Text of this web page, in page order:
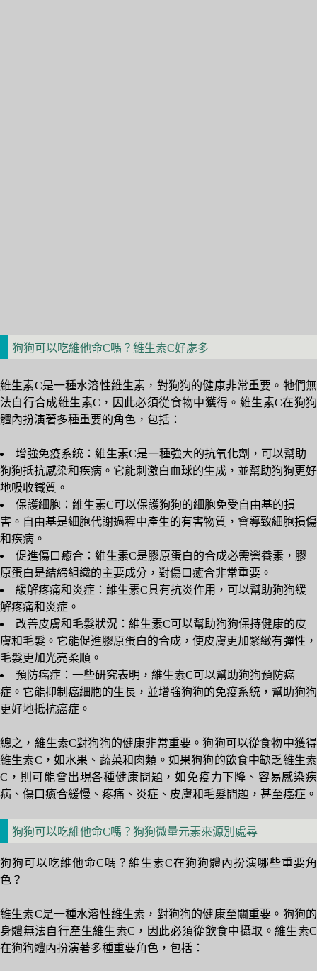
狗狗可以吃維他命C嗎？維生素C好處多
維生素C是一種水溶性維生素，對狗狗的健康非常重要。牠們無
法自行合成維生素C，因此必須從食物中獲得。維生素C在狗狗
體內扮演著多種重要的角色，包括：
增強免疫系統：維生素C是一種強大的抗氧化劑，可以幫助
狗狗抵抗感染和疾病。它能刺激白血球的生成，並幫助狗狗更好
地吸收鐵質。
保護細胞：維生素C可以保護狗狗的細胞免受自由基的損
害。自由基是細胞代謝過程中產生的有害物質，會導致細胞損傷
和疾病。
促進傷口癒合：維生素C是膠原蛋白的合成必需營養素，膠
原蛋白是結締組織的主要成分，對傷口癒合非常重要。
緩解疼痛和炎症：維生素C具有抗炎作用，可以幫助狗狗緩
解疼痛和炎症。
改善皮膚和毛髮狀況：維生素C可以幫助狗狗保持健康的皮
膚和毛髮。它能促進膠原蛋白的合成，使皮膚更加緊緻有彈性，
毛髮更加光亮柔順。
預防癌症：一些研究表明，維生素C可以幫助狗狗預防癌
症。它能抑制癌細胞的生長，並增強狗狗的免疫系統，幫助狗狗
更好地抵抗癌症。
總之，維生素C對狗狗的健康非常重要。狗狗可以從食物中獲得
維生素C，如水果、蔬菜和肉類。如果狗狗的飲食中缺乏維生素
C，則可能會出現各種健康問題，如免疫力下降、容易感染疾
病、傷口癒合緩慢、疼痛、炎症、皮膚和毛髮問題，甚至癌症。
狗狗可以吃維他命C嗎？狗狗微量元素來源別處尋
狗狗可以吃維他命C嗎？維生素C在狗狗體內扮演哪些重要角
色？
維生素C是一種水溶性維生素，對狗狗的健康至關重要。狗狗的
身體無法自行產生維生素C，因此必須從飲食中攝取。維生素C
在狗狗體內扮演著多種重要角色，包括：